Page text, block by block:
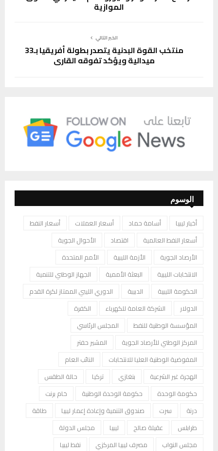
الموازية
الخبر التالي
منتخب القوة البدنية يتصدر بطولة أفريقيا بـ33
ميدالية ويؤكد تفوقه القاري
الوسوم
أخبار ليبيا أسامة حماد أسعار العملات
أسعار النفط
أسعار النفط العالمية
اقتصاد
الأحوال الجوية
الأرصاد الجوية
الأزمة الليبية
الأمم المتحدة
الانتخابات الليبية
البعثة الأممية
الجهاز الوطني للتنمية
الحكومة الليبية
الدبيبة
الدوري الليبي الممتاز لكرة القدم
الدولار
الشركة العامة للكهرباء
الكفرة
المؤسسة الوطنية للنفط
المجلس الرئاسي
المركز الوطني للأرصاد الجوية
المشير حفتر
المفوضية الوطنية العليا للانتخابات
النائب العام
الهجرة غير الشرعية
بنغازي تركيا
حالة الطقس
حكومة الوحدة
حكومة الوحدة الوطنية
خام برنت
درنة
سرت صندوق التنمية وإعادة إعمار ليبيا
طاقة
طرابلس
عقيلة صالح ليبيا
مجلس الدولة
مجلس النواب
مصرف ليبيا المركزي
نفط ليبيا